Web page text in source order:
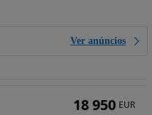
Ver anúncios
18 950 EUR